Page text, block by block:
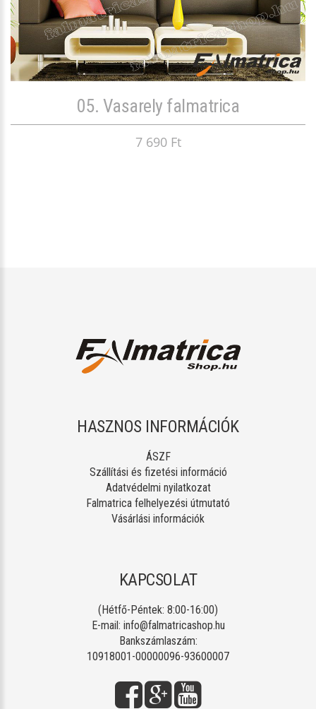
05. Vasarely falmatrica
7 690 Ft
HASZNOS INFORMÁCIÓK
ÁSZF
Szállítási és fizetési információ
Adatvédelmi nyilatkozat
Falmatrica felhelyezési útmutató
Vásárlási információk
KAPCSOLAT
(Hétfő-Péntek: 8:00-16:00)
E-mail: info@falmatricashop.hu
Bankszámlaszám:
10918001-00000096-93600007